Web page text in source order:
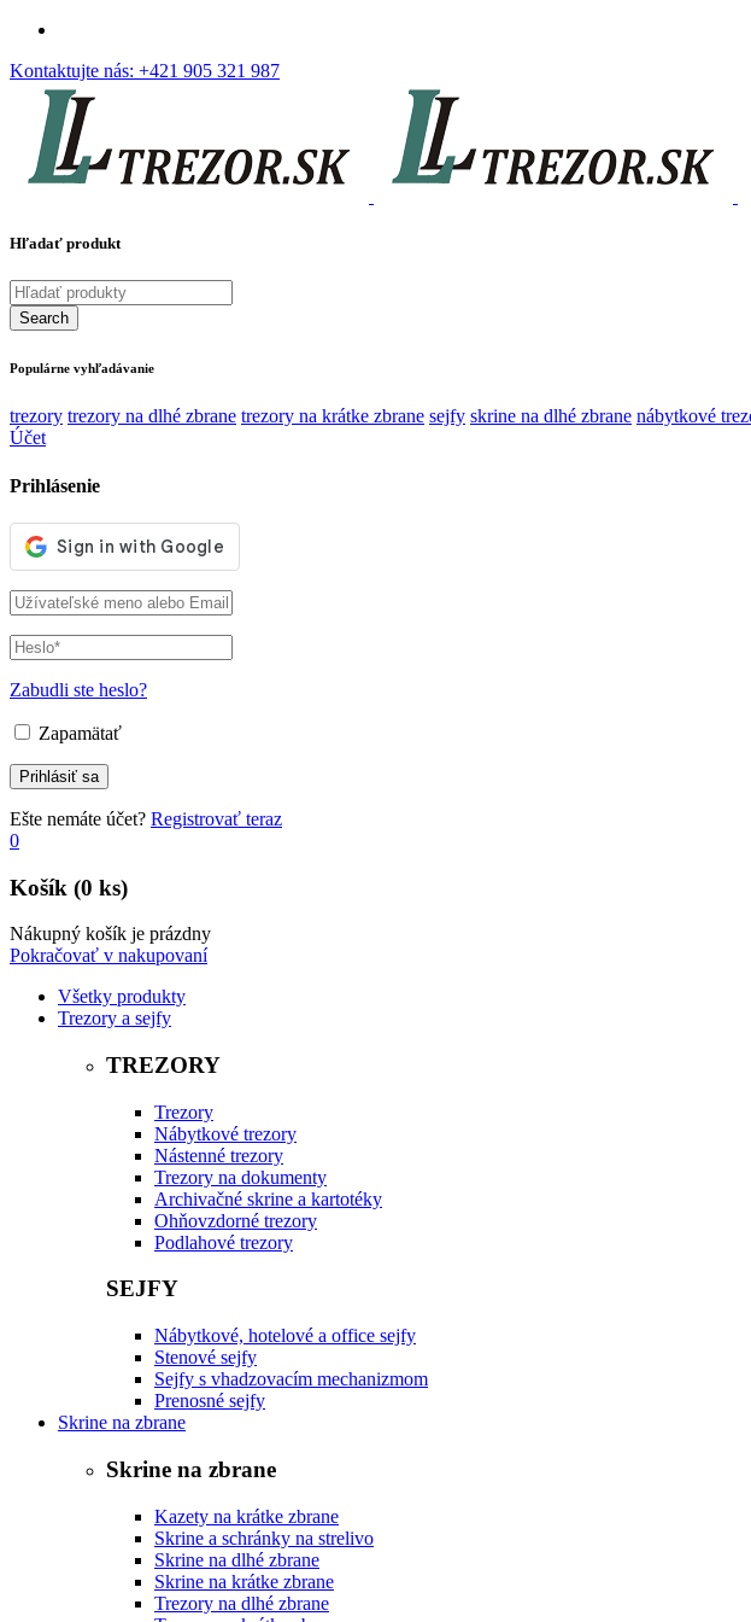
Kontaktujte nás: +421 905 321 987
Hľadať produkt
Populárne vyhľadávanie
trezory trezory na dlhé zbrane trezory na krátke zbrane sejfy skrine na dlhé zbrane nábytkové
Účet
Prihlásenie
Zabudli ste heslo?
Zapamätať
Ešte nemáte účet? Registrovať teraz
0
Košík (0 ks)
Nákupný košík je prázdny
Pokračovať v nakupovaní
Všetky produkty
Trezory a sejfy
TREZORY
Trezory
Nábytkové trezory
Nástenné trezory
Trezory na dokumenty
Archivačné skrine a kartotéky
Ohňovzdorné trezory
Podlahové trezory
SEJFY
Nábytkové, hotelové a office sejfy
Stenové sejfy
Sejfy s vhadzovacím mechanizmom
Prenosné sejfy
Skrine na zbrane
Skrine na zbrane
Kazety na krátke zbrane
Skrine a schránky na strelivo
Skrine na dlhé zbrane
Skrine na krátke zbrane
Trezory na dlhé zbrane